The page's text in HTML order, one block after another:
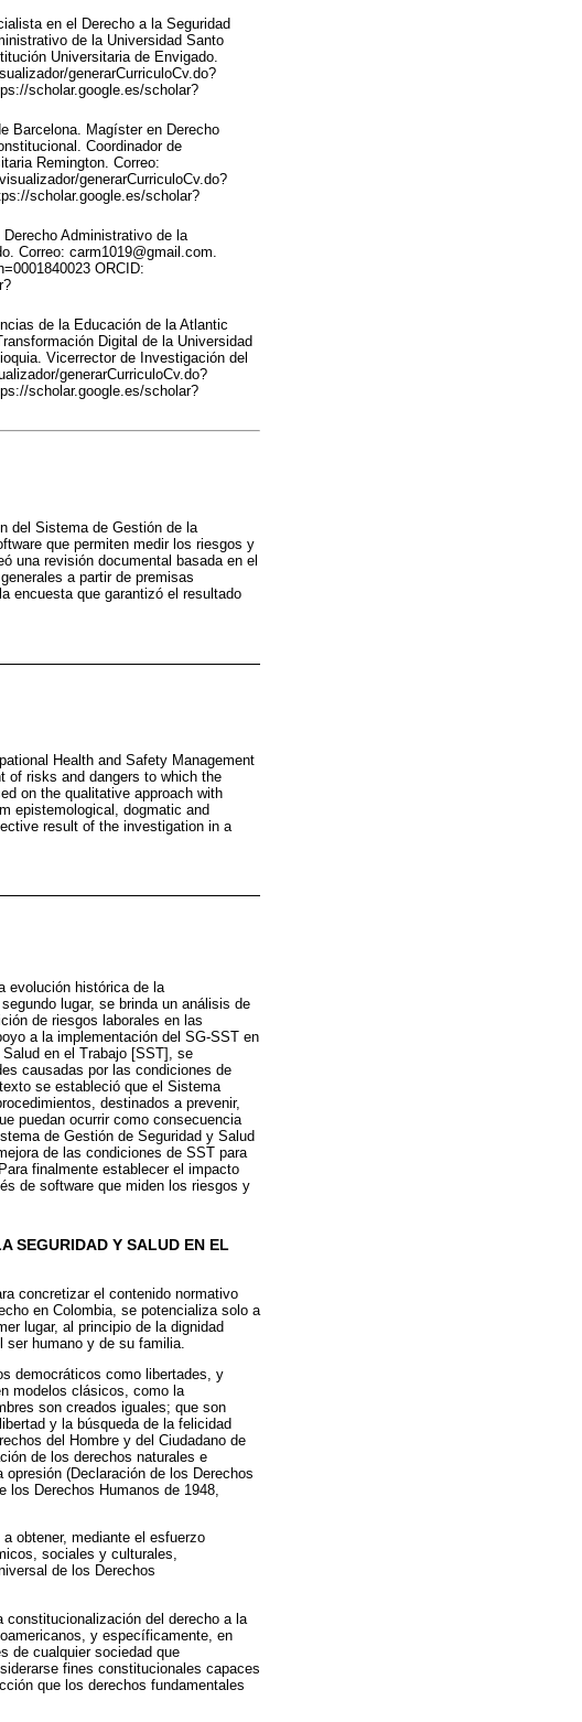
en el Derecho a la Seguridad
de la Universidad Santo
Universitaria de Envigado.
generarCurriculoCv.do?
scholar.google.es/scholar?
Barcelona. Magíster en Derecho
Coordinador de
Remington. Correo:
generarCurriculoCv.do?
scholar.google.es/scholar?
Administrativo de la
Correo: carm1019@gmail.com.
ORCID:
de la Educación de la Atlantic
Digital de la Universidad
Vicerrector de Investigación del
generarCurriculoCv.do?
scholar.google.es/scholar?
del Sistema de Gestión de la
que permiten medir los riesgos y
una revisión documental basada en el
a partir de premisas
encuesta que garantizó el resultado
Health and Safety Management
of risks and dangers to which the
on the qualitative approach with
epistemological, dogmatic and
result of the investigation in a
evolución histórica de la
lugar, se brinda un análisis de
de riesgos laborales en las
a la implementación del SG-SST en
en el Trabajo [SST], se
causadas por las condiciones de
se estableció que el Sistema
destinados a prevenir,
puedan ocurrir como consecuencia
de Gestión de Seguridad y Salud
de las condiciones de SST para
finalmente establecer el impacto
de software que miden los riesgos y
SEGURIDAD Y SALUD EN EL
concretizar el contenido normativo
en Colombia, se potencializa solo a
lugar, al principio de la dignidad
humano y de su familia.
democráticos como libertades, y
modelos clásicos, como la
son creados iguales; que son
y la búsqueda de la felicidad
del Hombre y del Ciudadano de
de los derechos naturales e
(Declaración de los Derechos
Derechos Humanos de 1948,
obtener, mediante el esfuerzo
sociales y culturales,
de los Derechos
constitucionalización del derecho a la
y específicamente, en
de cualquier sociedad que
fines constitucionales capaces
que los derechos fundamentales